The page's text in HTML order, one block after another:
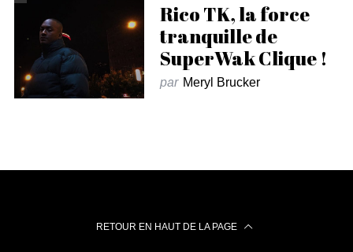
Rico TK, la force
tranquille de
SuperWak Clique !
par Meryl Brucker
RETOUR EN HAUT DE LA PAGE